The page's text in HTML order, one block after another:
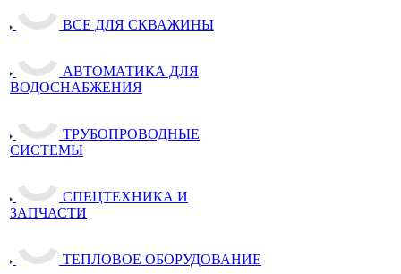
ВСЕ ДЛЯ СКВАЖИНЫ
АВТОМАТИКА ДЛЯ
ВОДОСНАБЖЕНИЯ
ТРУБОПРОВОДНЫЕ
СИСТЕМЫ
СПЕЦТЕХНИКА И
ЗАПЧАСТИ
ТЕПЛОВОЕ ОБОРУДОВАНИЕ